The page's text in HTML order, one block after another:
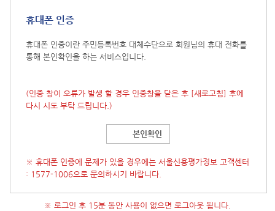
휴대폰 인증
휴대폰 인증이란 주민등록번호 대체수단으로 회원님의 휴대 전화를
통해 본인확인을 하는 서비스입니다.
(인증 창이 오류가 발생 할 경우 인증창을 닫은 후 [새로고침] 후에
다시 시도 부탁 드립니다.)
본인확인
※ 휴대폰 인증에 문제가 있을 경우에는 서울신용평가정보 고객센터
: 1577-1006으로 문의하시기 바랍니다.
※ 로그인 후 15분 동안 사용이 없으면 로그아웃 됩니다.